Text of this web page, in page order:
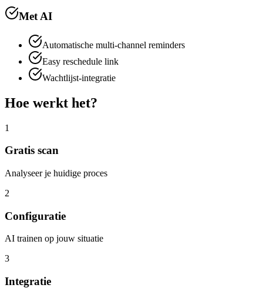
Met AI
Automatische multi-channel reminders
Easy reschedule link
Wachtlijst-integratie
Hoe werkt het?
1
Gratis scan
Analyseer je huidige proces
2
Configuratie
AI trainen op jouw situatie
3
Integratie